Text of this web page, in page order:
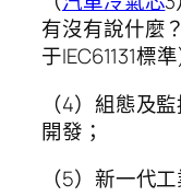
有沒有說什麼
于IEC61131標
（4）組態及
開發；
（5）新一代